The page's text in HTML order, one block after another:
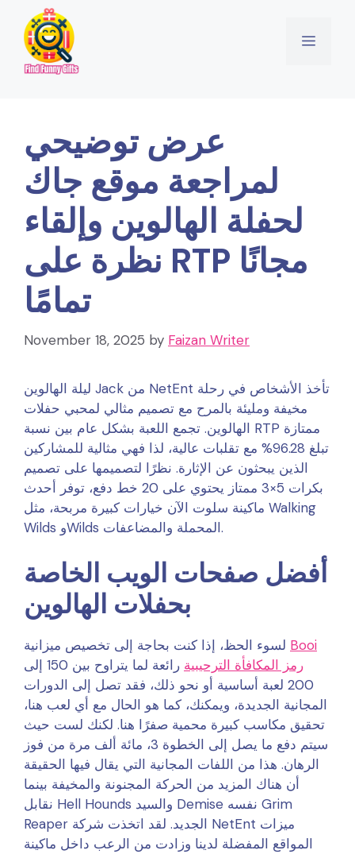
content
Menu
عرض توضيحي
لمراجعة موقع جاك
لحفلة الهالوين وإلقاء
نظرة على RTP مجانًا
تمامًا
November 18, 2025 by Faizan Writer
ليلة الهالوين Jack من NetEnt تأخذ الأشخاص في رحلة
مخيفة ومليئة بالمرح مع تصميم مثالي لمحبي حفلات
الهالوين. تجمع اللعبة بشكل عام بين نسبة RTP ممتازة
تبلغ 96.28% مع تقلبات عالية، لذا فهي مثالية للمشاركين
الذين يبحثون عن الإثارة. نظرًا لتصميمها على تصميم
بكرات 5×3 ممتاز يحتوي على 20 خط دفع، توفر أحدث
ماكينة سلوت الآن خيارات كبيرة مربحة، مثل Walking
Wilds وWilds المحملة والمضاعفات.
أفضل صفحات الويب الخاصة
بحفلات الهالوين
Booi
رمز المكافأة الترحيبية
رائعة لما يتراوح بين 150 إلى
200 لعبة أساسية أو نحو ذلك، فقد تصل إلى الدورات
المجانية الجديدة، ويمكنك، كما هو الحال مع أي لعب هنا،
تحقيق مكاسب كبيرة محمية صفرًا هنا. لكنك لست حيث
سيتم دفع ما يصل إلى الخطوة 3، مائة ألف مرة من فوز
الرهان. هذا من اللفات المجانية التي يقال فيها الحقيقة
أن هناك المزيد من الحركة المجنونة والمخيفة بينما
نقابل Hell Hounds والسيد Demise نفسه Grim
Reaper الجديد. لقد اتخذت شركة NetEnt ميزات
المواقع المفضلة لدينا وزادت من الرعب داخل ماكينة